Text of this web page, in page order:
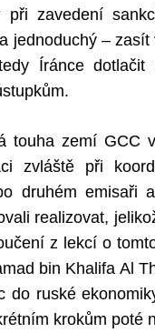
při zavedení
jednoduchý –
Íránce dotlačit
touha zemí GCC
zvláště při
druhém emisaři
realizovat,
z lekcí o
bin Khalifa Al
do ruské
krokům poté